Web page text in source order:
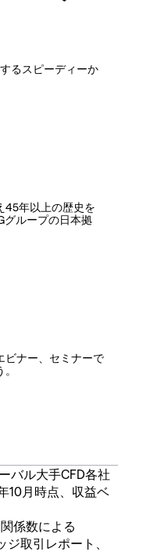
るスピーディーか
45年以上の歴史を
グループの日本拠
ビナー、セミナーで
バル大手CFD各社
10月時点、収益ベ
係数による
ジ取引レポート、